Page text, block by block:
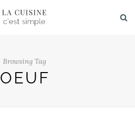
Browsing Tag
OEUF